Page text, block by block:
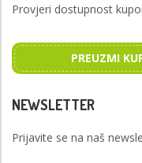
Provjeri dostupnost
PREUZMI
NEWSLETTER
Prijavite se na naš